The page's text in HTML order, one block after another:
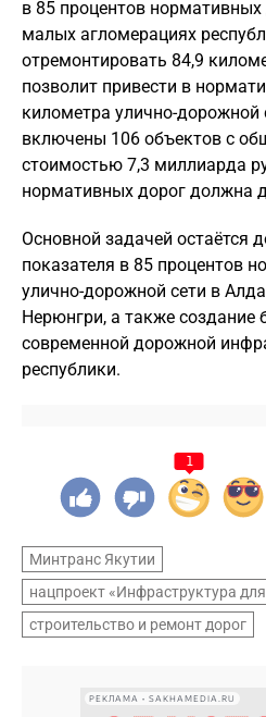
в 85 процентов нормативных
малых агломерациях
отремонтировать 84,9
позволит привести в
километра улично-дорожной
включены 106 объектов с
стоимостью 7,3 миллиарда
нормативных дорог должна
Основной задачей остаётся
показателя в 85 процентов
улично-дорожной сети в
Нерюнгри, а также создание
современной дорожной
республики.
1
Минтранс Якутии
нацпроект «Инфраструктура
строительство и ремонт дорог
РЕКЛАМА • SAKHAMEDIA.RU